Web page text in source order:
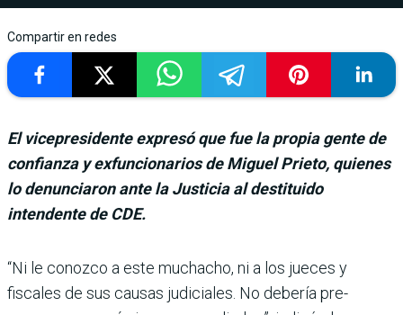
Compartir en redes
El vicepresidente expresó que fue la propia gente de
confianza y exfuncionarios de Miguel Prieto, quienes
lo denunciaron ante la Justicia al destituido
intendente de CDE.
“Ni le conozco a este mucha­cho, ni a los jueces y
fiscales de sus cau­sas judiciales. No debería pre­